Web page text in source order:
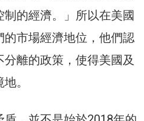
的經濟。」所以在美國
市場經濟地位，他們認
離的政策，使得美國及
。